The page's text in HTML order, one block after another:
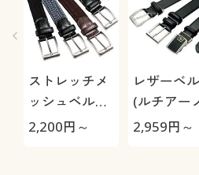
ストレッチメ
ッシュベルト
(CUPC)
2,200円～
レザーベ
(ルチアー
バレンチノ)
2,959円～